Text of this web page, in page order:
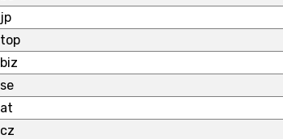
jp
top
biz
se
at
cz